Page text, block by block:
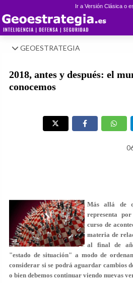
Ir a Versión Clásica o
GEOESTRATEGIA
2018, antes y después: el
conocemos
Más allá de
representa
curso de
materia de
al final de
"estado de situación" a modo de
considerar si se podrá aguardar cambios
o bien debemos continuar viendo nuevas